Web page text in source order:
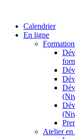
Calendrier
En ligne
Atelier en